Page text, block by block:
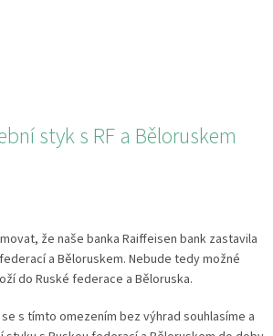
styk s RF a Běloruskem
že naše banka Raiffeisen bank zastavila
a Běloruskem. Nebude tedy možné
do Ruské federace a Běloruska.
s tímto omezením bez výhrad souhlasíme a